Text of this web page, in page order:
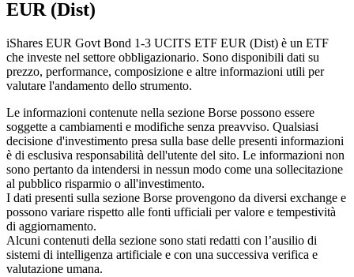
EUR (Dist)
iShares EUR Govt Bond 1-3 UCITS ETF EUR (Dist) è un ETF
che investe nel settore obbligazionario. Sono disponibili dati su
prezzo, performance, composizione e altre informazioni utili per
valutare l'andamento dello strumento.
Le informazioni contenute nella sezione Borse possono essere
soggette a cambiamenti e modifiche senza preavviso. Qualsiasi
decisione d'investimento presa sulla base delle presenti informazioni
è di esclusiva responsabilità dell'utente del sito. Le informazioni non
sono pertanto da intendersi in nessun modo come una sollecitazione
al pubblico risparmio o all'investimento.
I dati presenti sulla sezione Borse provengono da diversi exchange e
possono variare rispetto alle fonti ufficiali per valore e tempestività
di aggiornamento.
Alcuni contenuti della sezione sono stati redatti con l’ausilio di
sistemi di intelligenza artificiale e con una successiva verifica e
valutazione umana.